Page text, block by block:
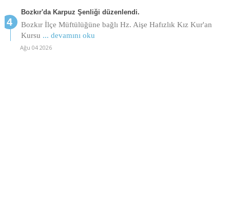
Bozkır'da Karpuz Şenliği düzenlendi.
Bozkır İlçe Müftülüğüne bağlı Hz. Aişe Hafızlık Kız Kur'an
Kursu ... devamını oku
Ağu 04 2026